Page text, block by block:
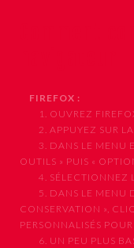
FIREFOX :
1. OUVREZ
2. APPUYEZ SUR LA
3. DANS LE MENU
OUTILS » PUIS «
4. SÉLECTIONNEZ
5. DANS LE MENU
CONSERVATION »,
PERSONNALISÉS
6. UN PEU PLUS